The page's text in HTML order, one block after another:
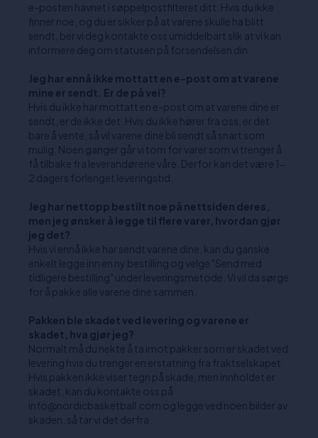
e-posten havnet i søppelpostfilteret ditt. Hvis du ikke
finner noe, og du er sikker på at varene skulle ha blitt
sendt, ber vi deg kontakte oss umiddelbart slik at vi kan
informere deg om statusen på forsendelsen din.
Jeg har ennå ikke mottatt en e-post om at varene
mine er sendt. Er de på vei?
Hvis du ikke har mottatt en e-post om at varene dine er
sendt, er de ikke det. Hvis du ikke hører fra oss, er det
bare å vente, så vil varene dine bli sendt så snart som
mulig. Noen ganger går vi tom for varer som vi trenger å
få tilbake fra leverandørene våre. Derfor kan det være 1-
2 dagers forlenget leveringstid.
Jeg har nettopp bestilt noe på nettsiden deres,
men jeg ønsker å legge til flere varer, hvordan gjør
jeg det?
Hvis vi ennå ikke har sendt varene dine, kan du ganske
enkelt legge inn en ny bestilling og velge "Send med
tidligere bestilling" under leveringsmetode. Vi vil da sørge
for å pakke alle varene dine sammen.
Pakken ble skadet ved levering og varene er
skadet, hva gjør jeg?
Normalt må du nekte å ta imot pakker som er skadet ved
levering hvis du trenger en erstatning fra fraktselskapet.
Hvis pakken ikke viser tegn på skade, men innholdet er
skadet, kan du kontakte oss på
info@nordicbasketball.com og legge ved noen bilder av
skaden, så tar vi det derfra.